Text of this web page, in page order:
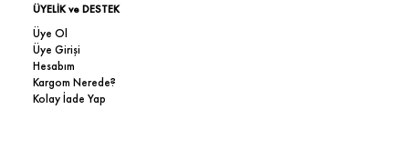
ÜYELİK ve DESTEK
Üye Ol
Üye Girişi
Hesabım
Kargom Nerede?
Kolay İade Yap